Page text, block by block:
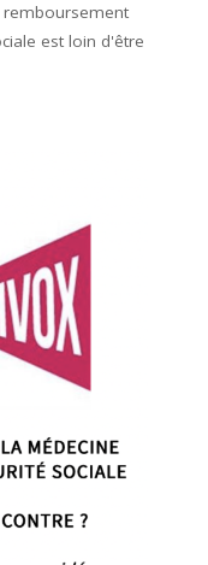
remboursement
est loin d'être